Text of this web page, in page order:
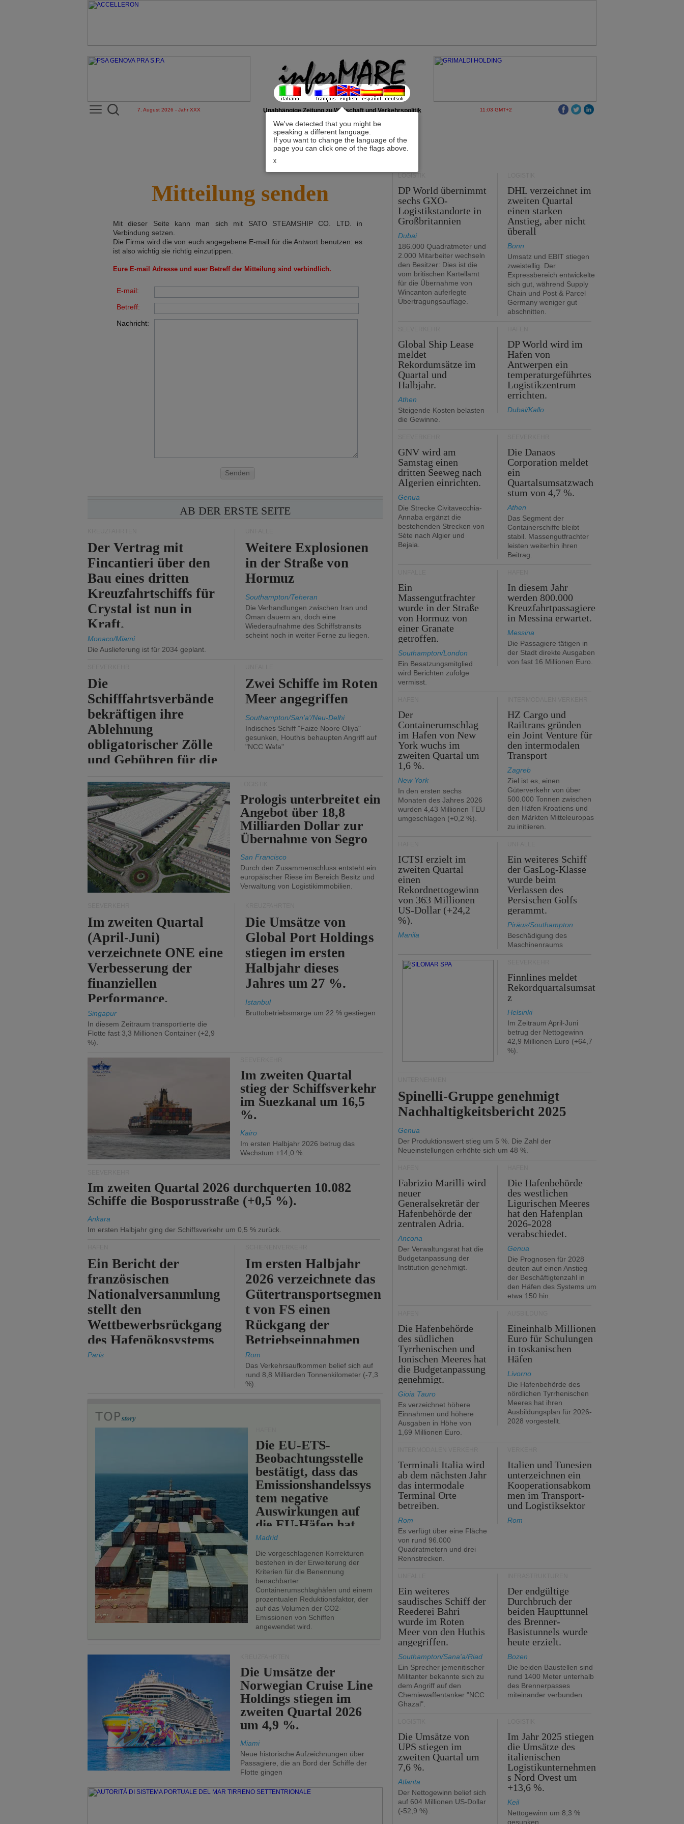
We've detected that you might be
speaking a different language.
If you want to change the language of the
page you can click one of the flags above.
x
7. August 2026 - Jahr XXX Unabhängige Zeitung zu Wirtschaft und Verkehrspolitik 11:03 GMT+2
Mitteilung senden
Mit dieser Seite kann man sich mit SATO STEAMSHIP CO. LTD.
in
Verbindung setzen.
Die Firma wird die von euch angegebene E-mail für die Antwort benutzen: es
ist also wichtig sie richtig einzutippen.
Eure E-mail Adresse und euer Betreff der Mitteilung sind verbindlich.
E-mail:
Betreff:
Nachricht:
Senden
AB DER ERSTE SEITE
Der Vertrag mit
Fincantieri über den
Bau eines dritten
Kreuzfahrtschiffs für
Crystal ist nun in
Kraft.
Monaco/Miami
Die Auslieferung ist für 2034 geplant.
Weitere Explosionen
in der Straße von
Hormuz
Southampton/Teheran
Die Verhandlungen zwischen Iran und
Oman dauern an, doch eine
Wiederaufnahme des Schiffstransits
scheint noch in weiter Ferne zu liegen.
Die
Schifffahrtsverbände
bekräftigen ihre
Ablehnung
obligatorischer Zölle
und Gebühren für die
von Hormuz.
Zwei Schiffe im Roten
Meer angegriffen
Southampton/San'a'/Neu-Delhi
Indisches Schiff "Faize Noore Oliya"
gesunken, Houthis behaupten Angriff auf
"NCC Wafa"
Prologis unterbreitet ein
Angebot über 18,8
Milliarden Dollar zur
Übernahme von Segro
San Francisco
Durch den Zusammenschluss entsteht ein
europäischer Riese im Bereich Besitz und
Verwaltung von Logistikimmobilien.
Im zweiten Quartal
(April-Juni)
verzeichnete ONE eine
Verbesserung der
finanziellen
Performance.
Singapur
In diesem Zeitraum transportierte die
Flotte fast 3,3 Millionen Container (+2,9
%).
Die Umsätze von
Global Port Holdings
stiegen im ersten
Halbjahr dieses
Jahres um 27 %.
Istanbul
Bruttobetriebsmarge um 22 % gestiegen
Im zweiten Quartal
stieg der Schiffsverkehr
im Suezkanal um 16,5
%.
Kairo
Im ersten Halbjahr 2026 betrug das
Wachstum +14,0 %.
Im zweiten Quartal 2026 durchquerten 10.082
Schiffe die Bosporusstraße (+0,5 %).
Ankara
Im ersten Halbjahr ging der Schiffsverkehr um 0,5 % zurück.
Ein Bericht der
französischen
Nationalversammlung
stellt den
Wettbewerbsrückgang
des Hafenökosystems
des Staates fest.
Paris
Im ersten Halbjahr
2026 verzeichnete das
Gütertransportsegmen
t von FS einen
Rückgang der
Betriebseinnahmen
um 2,7 %.
Rom
Das Verkehrsaufkommen belief sich auf
rund 8,8 Milliarden Tonnenkilometer (-7,3
%).
Die EU-ETS-
Beobachtungsstelle
bestätigt, dass das
Emissionshandelssys
tem negative
Auswirkungen auf
die EU-Häfen hat.
Madrid
Die vorgeschlagenen Korrekturen
bestehen in der Erweiterung der
Kriterien für die Benennung
benachbarter
Containerumschlaghäfen und einem
prozentualen Reduktionsfaktor, der
auf das Volumen der CO2-
Emissionen von Schiffen
angewendet wird.
Die Umsätze der
Norwegian Cruise Line
Holdings stiegen im
zweiten Quartal 2026
um 4,9 %.
Miami
Neue historische Aufzeichnungen über
Passagiere, die an Bord der Schiffe der
Flotte gingen
LOGISTIK
DP World übernimmt
sechs GXO-
Logistikstandorte in
Großbritannien
Dubai
186.000 Quadratmeter und
2.000 Mitarbeiter wechseln
den Besitzer: Dies ist die
vom britischen Kartellamt
für die Übernahme von
Wincanton auferlegte
Übertragungsauflage.
DHL verzeichnet im
zweiten Quartal
einen starken
Anstieg, aber nicht
überall
Bonn
Umsatz und EBIT stiegen
zweistellig. Der
Expressbereich entwickelte
sich gut, während Supply
Chain und Post & Parcel
Germany weniger gut
abschnitten.
Global Ship Lease
meldet
Rekordumsätze im
Quartal und
Halbjahr.
Athen
Steigende Kosten belasten
die Gewinne.
DP World wird im
Hafen von
Antwerpen ein
temperaturgeführtes
Logistikzentrum
errichten.
Dubai/Kallo
GNV wird am
Samstag einen
dritten Seeweg nach
Algerien einrichten.
Genua
Die Strecke Civitavecchia-
Annaba ergänzt die
bestehenden Strecken von
Sète nach Algier und
Bejaia.
Die Danaos
Corporation meldet
ein
Quartalsumsatzwach
stum von 4,7 %.
Athen
Das Segment der
Containerschiffe bleibt
stabil. Massengutfrachter
leisten weiterhin ihren
Beitrag.
Ein
Massengutfrachter
wurde in der Straße
von Hormuz von
einer Granate
getroffen.
Southampton/London
Ein Besatzungsmitglied
wird Berichten zufolge
vermisst.
In diesem Jahr
werden 800.000
Kreuzfahrtpassagiere
in Messina erwartet.
Messina
Die Passagiere tätigen in
der Stadt direkte Ausgaben
von fast 16 Millionen Euro.
Der
Containerumschlag
im Hafen von New
York wuchs im
zweiten Quartal um
1,6 %.
New York
In den ersten sechs
Monaten des Jahres 2026
wurden 4,43 Millionen TEU
umgeschlagen (+0,2 %).
HZ Cargo und
Railtrans gründen
ein Joint Venture für
den intermodalen
Transport
Zagreb
Ziel ist es, einen
Güterverkehr von über
500.000 Tonnen zwischen
den Häfen Kroatiens und
den Märkten Mitteleuropas
zu initiieren.
ICTSI erzielt im
zweiten Quartal
einen
Rekordnettogewinn
von 363 Millionen
US-Dollar (+24,2
%).
Manila
Ein weiteres Schiff
der GasLog-Klasse
wurde beim
Verlassen des
Persischen Golfs
gerammt.
Piräus/Southampton
Beschädigung des
Maschinenraums
Finnlines meldet
Rekordquartalsumsat
z
Helsinki
Im Zeitraum April-Juni
betrug der Nettogewinn
42,9 Millionen Euro (+64,7
%).
Spinelli-Gruppe genehmigt
Nachhaltigkeitsbericht 2025
Genua
Der Produktionswert stieg um 5 %. Die Zahl der
Neueinstellungen erhöhte sich um 48 %.
Fabrizio Marilli wird
neuer
Generalsekretär der
Hafenbehörde der
zentralen Adria.
Ancona
Der Verwaltungsrat hat die
Budgetanpassung der
Institution genehmigt.
Die Hafenbehörde
des westlichen
Ligurischen Meeres
hat den Hafenplan
2026-2028
verabschiedet.
Genua
Die Prognosen für 2028
deuten auf einen Anstieg
der Beschäftigtenzahl in
den Häfen des Systems um
etwa 150 hin.
Die Hafenbehörde
des südlichen
Tyrrhenischen und
Ionischen Meeres hat
die Budgetanpassung
genehmigt.
Gioia Tauro
Es verzeichnet höhere
Einnahmen und höhere
Ausgaben in Höhe von
1,69 Millionen Euro.
Eineinhalb Millionen
Euro für Schulungen
in toskanischen
Häfen
Livorno
Die Hafenbehörde des
nördlichen Tyrrhenischen
Meeres hat ihren
Ausbildungsplan für 2026-
2028 vorgestellt.
Terminali Italia wird
ab dem nächsten Jahr
das intermodale
Terminal Orte
betreiben.
Rom
Es verfügt über eine Fläche
von rund 96.000
Quadratmetern und drei
Rennstrecken.
Italien und Tunesien
unterzeichnen ein
Kooperationsabkom
men im Transport-
und Logistiksektor
Rom
Ein weiteres
saudisches Schiff der
Reederei Bahri
wurde im Roten
Meer von den Huthis
angegriffen.
Southampton/Sana'a/Riad
Ein Sprecher jemenitischer
Militanter bekannte sich zu
dem Angriff auf den
Chemiewaffentanker "NCC
Ghazal".
Der endgültige
Durchbruch der
beiden Haupttunnel
des Brenner-
Basistunnels wurde
heute erzielt.
Bozen
Die beiden Baustellen sind
rund 1400 Meter unterhalb
des Brennerpasses
miteinander verbunden.
Die Umsätze von
UPS stiegen im
zweiten Quartal um
7,6 %.
Atlanta
Der Nettogewinn belief sich
auf 604 Millionen US-Dollar
(-52,9 %).
Im Jahr 2025 stiegen
die Umsätze des
italienischen
Logistikunternehmen
s Nord Ovest um
+13,6 %.
Keil
Nettogewinn um 8,3 %
gesunken